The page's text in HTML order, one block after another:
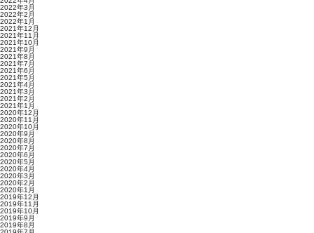
2022年3月
2022年2月
2022年1月
2021年12月
2021年11月
2021年10月
2021年9月
2021年8月
2021年7月
2021年6月
2021年5月
2021年4月
2021年3月
2021年2月
2021年1月
2020年12月
2020年11月
2020年10月
2020年9月
2020年8月
2020年7月
2020年6月
2020年5月
2020年4月
2020年3月
2020年2月
2020年1月
2019年12月
2019年11月
2019年10月
2019年9月
2019年8月